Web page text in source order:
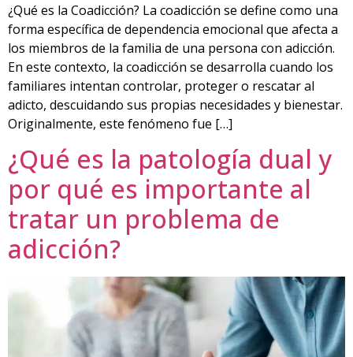
¿Qué es la Coadicción? La coadicción se define como una
forma específica de dependencia emocional que afecta a
los miembros de la familia de una persona con adicción.
En este contexto, la coadicción se desarrolla cuando los
familiares intentan controlar, proteger o rescatar al
adicto, descuidando sus propias necesidades y bienestar.
Originalmente, este fenómeno fue […]
¿Qué es la patología dual y
por qué es importante al
tratar un problema de
adicción?